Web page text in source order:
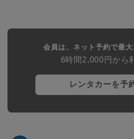
会員は、ネット予約で最大
6時間2,000円から
レンタカーを予